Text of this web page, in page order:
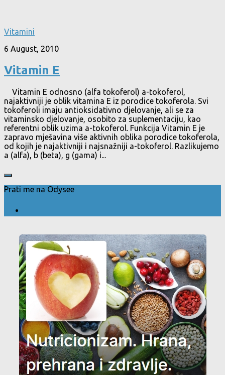
Vitamini
6 August, 2010
Vitamin E
Vitamin E odnosno (alfa tokoferol) a-tokoferol,
najaktivniji je oblik vitamina E iz porodice tokoferola. Svi
tokoferoli imaju antioksidativno djelovanje, ali se za
vitaminsko djelovanje, osobito za suplementaciju, kao
referentni oblik uzima a-tokoferol. Funkcija Vitamin E je
zapravo mješavina više aktivnih oblika porodice tokoferola,
od kojih je najaktivniji i najsnažniji a-tokoferol. Razlikujemo
a (alfa), b (beta), g (gama) i...
Prati me na Odysee